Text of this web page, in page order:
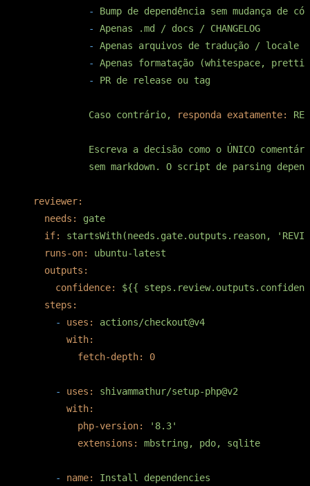
-
Bump de dependência sem mudança de
-
Apenas .md / docs / CHANGELOG
-
Apenas arquivos de tradução / locale
-
Apenas formatação (whitespace,
-
PR de release ou tag
Caso contrário, responda exatamente:
Escreva a decisão como o ÚNICO
sem markdown. O script de parsing
reviewer:
needs:
gate
if:
startsWith(needs.gate.outputs.reason,
runs-on:
ubuntu-latest
outputs:
confidence:
${{
steps:
-
uses:
actions/checkout@v4
with:
fetch-depth:
0
- uses:
shivammathur/setup-php@v2
with:
php-version:
'8.3'
extensions:
mbstring, pdo, sqlite
- name: Install
dependencies